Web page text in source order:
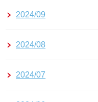
2024/09
2024/08
2024/07